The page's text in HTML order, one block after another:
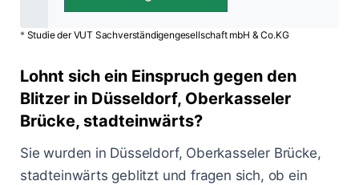
* Studie der VUT Sachverständigengesellschaft mbH & Co.KG
Lohnt sich ein Einspruch gegen den
Blitzer in Düsseldorf, Oberkasseler
Brücke, stadteinwärts?
Sie wurden in Düsseldorf, Oberkasseler Brücke,
stadteinwärts geblitzt und fragen sich, ob ein